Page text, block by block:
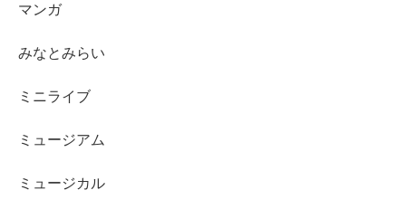
マンガ
みなとみらい
ミニライブ
ミュージアム
ミュージカル